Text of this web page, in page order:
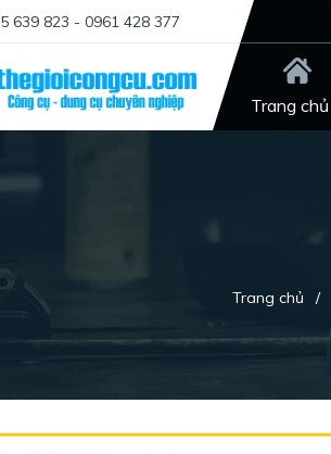
639 823 - 0961 428 377
Trang chủ
Trang chủ /